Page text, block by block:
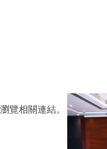
覽相關連結。